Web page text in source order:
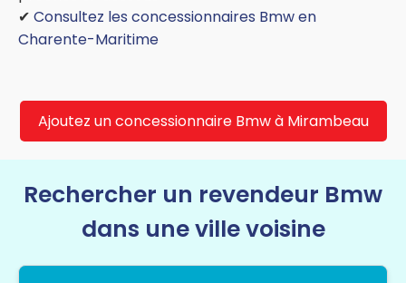
✔ Consultez les concessionnaires Bmw en
Charente-Maritime
Ajoutez un concessionnaire Bmw à Mirambeau
Rechercher un revendeur Bmw
dans une ville voisine